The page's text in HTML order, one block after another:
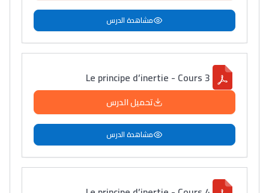
مشاهدة الدرس
Le principe d’inertie - Cours 3
تحميل الدرس
مشاهدة الدرس